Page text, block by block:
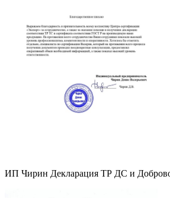
ИП Чирин Декларация ТР ДС и